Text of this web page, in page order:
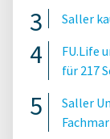
Saller
FU.Life
für 217
Saller